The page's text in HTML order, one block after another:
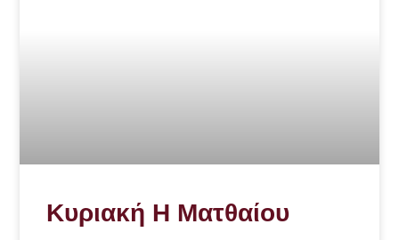
Κυριακή Η Ματθαίου